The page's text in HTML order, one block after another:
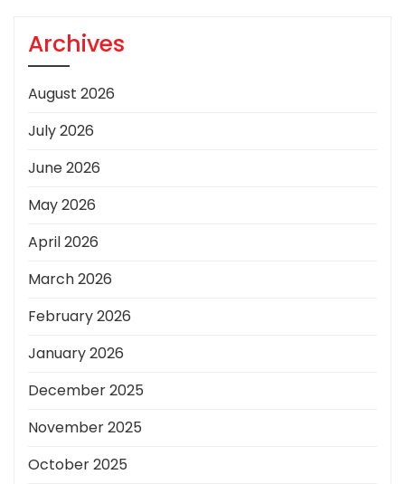
Archives
August 2026
July 2026
June 2026
May 2026
April 2026
March 2026
February 2026
January 2026
December 2025
November 2025
October 2025